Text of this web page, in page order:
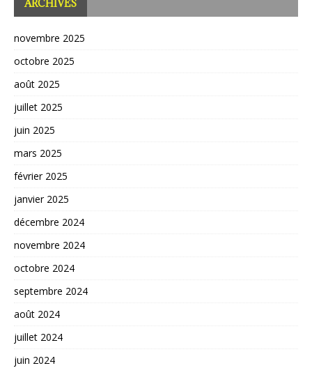
ARCHIVES
novembre 2025
octobre 2025
août 2025
juillet 2025
juin 2025
mars 2025
février 2025
janvier 2025
décembre 2024
novembre 2024
octobre 2024
septembre 2024
août 2024
juillet 2024
juin 2024